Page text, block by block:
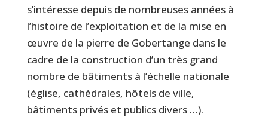
s’intéresse depuis de nombreuses années à
l’histoire de l’exploitation et de la mise en
œuvre de la pierre de Gobertange dans le
cadre de la construction d’un très grand
nombre de bâtiments à l’échelle nationale
(église, cathédrales, hôtels de ville,
bâtiments privés et publics divers …).